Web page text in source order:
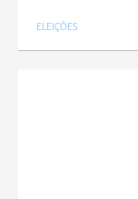
ELEIÇÕES